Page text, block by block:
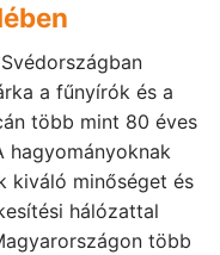
a fűnyírók és a
több mint 80 éves
hagyományoknak
kiváló minőséget és
hálózattal
több